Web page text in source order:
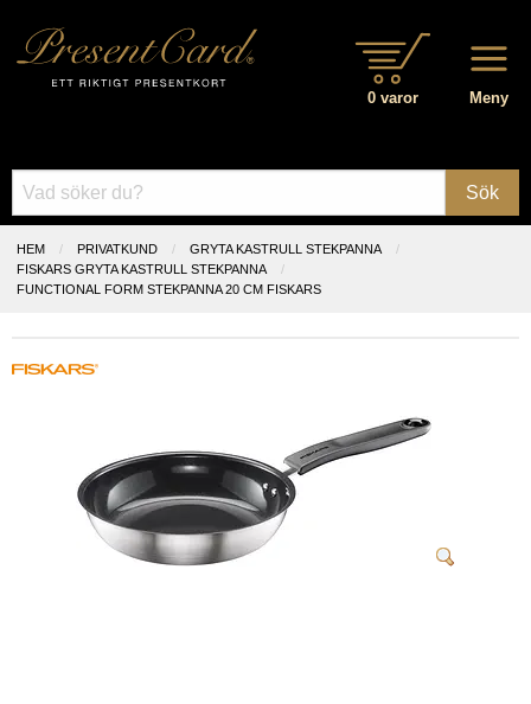
Meny
0 varor
Sök
HEM PRIVATKUND
GRYTA KASTRULL STEKPANNA
FISKARS GRYTA KASTRULL STEKPANNA
FUNCTIONAL FORM STEKPANNA 20 CM FISKARS